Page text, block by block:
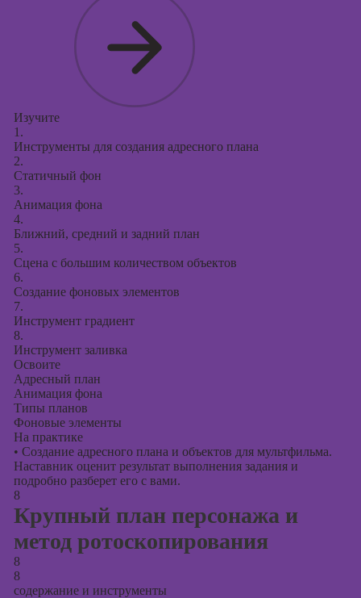
Изучите
1.
Инструменты для создания адресного плана
2.
Статичный фон
3.
Анимация фона
4.
Ближний, средний и задний план
5.
Сцена с большим количеством объектов
6.
Создание фоновых элементов
7.
Инструмент градиент
8.
Инструмент заливка
Освоите
Адресный план
Анимация фона
Типы планов
Фоновые элементы
На практике
• Создание адресного плана и объектов для мультфильма.
Наставник оценит результат выполнения задания и
подробно разберет его с вами.
8
Крупный план персонажа и
метод ротоскопирования
8
8
содержание и инструменты